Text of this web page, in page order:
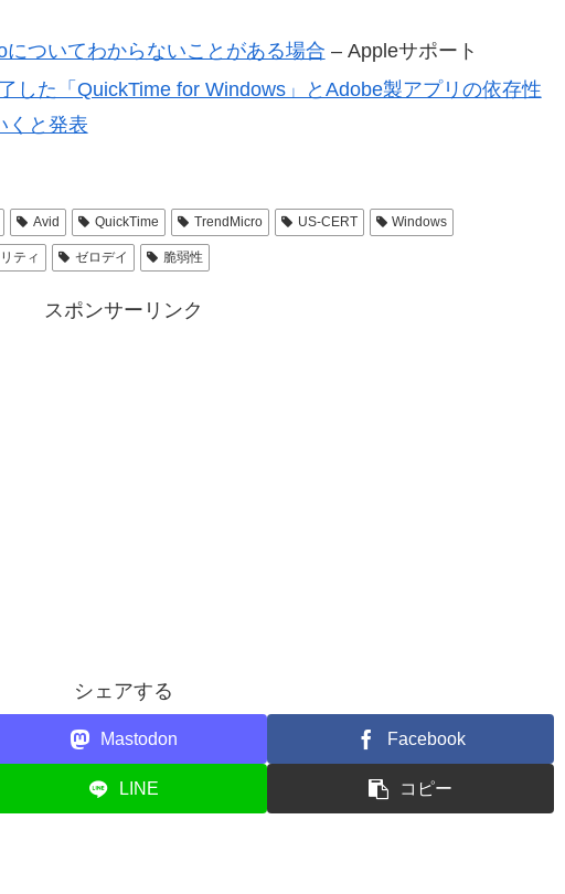
ついてわからないことがある場合 – Appleサポート
した「QuickTime for Windows」とAdobe製アプリの依存性
くと発表
Avid QuickTime TrendMicro US-CERT Windows
ティ ゼロデイ 脆弱性
スポンサーリンク
シェアする
Mastodon Facebook
LINE コピー